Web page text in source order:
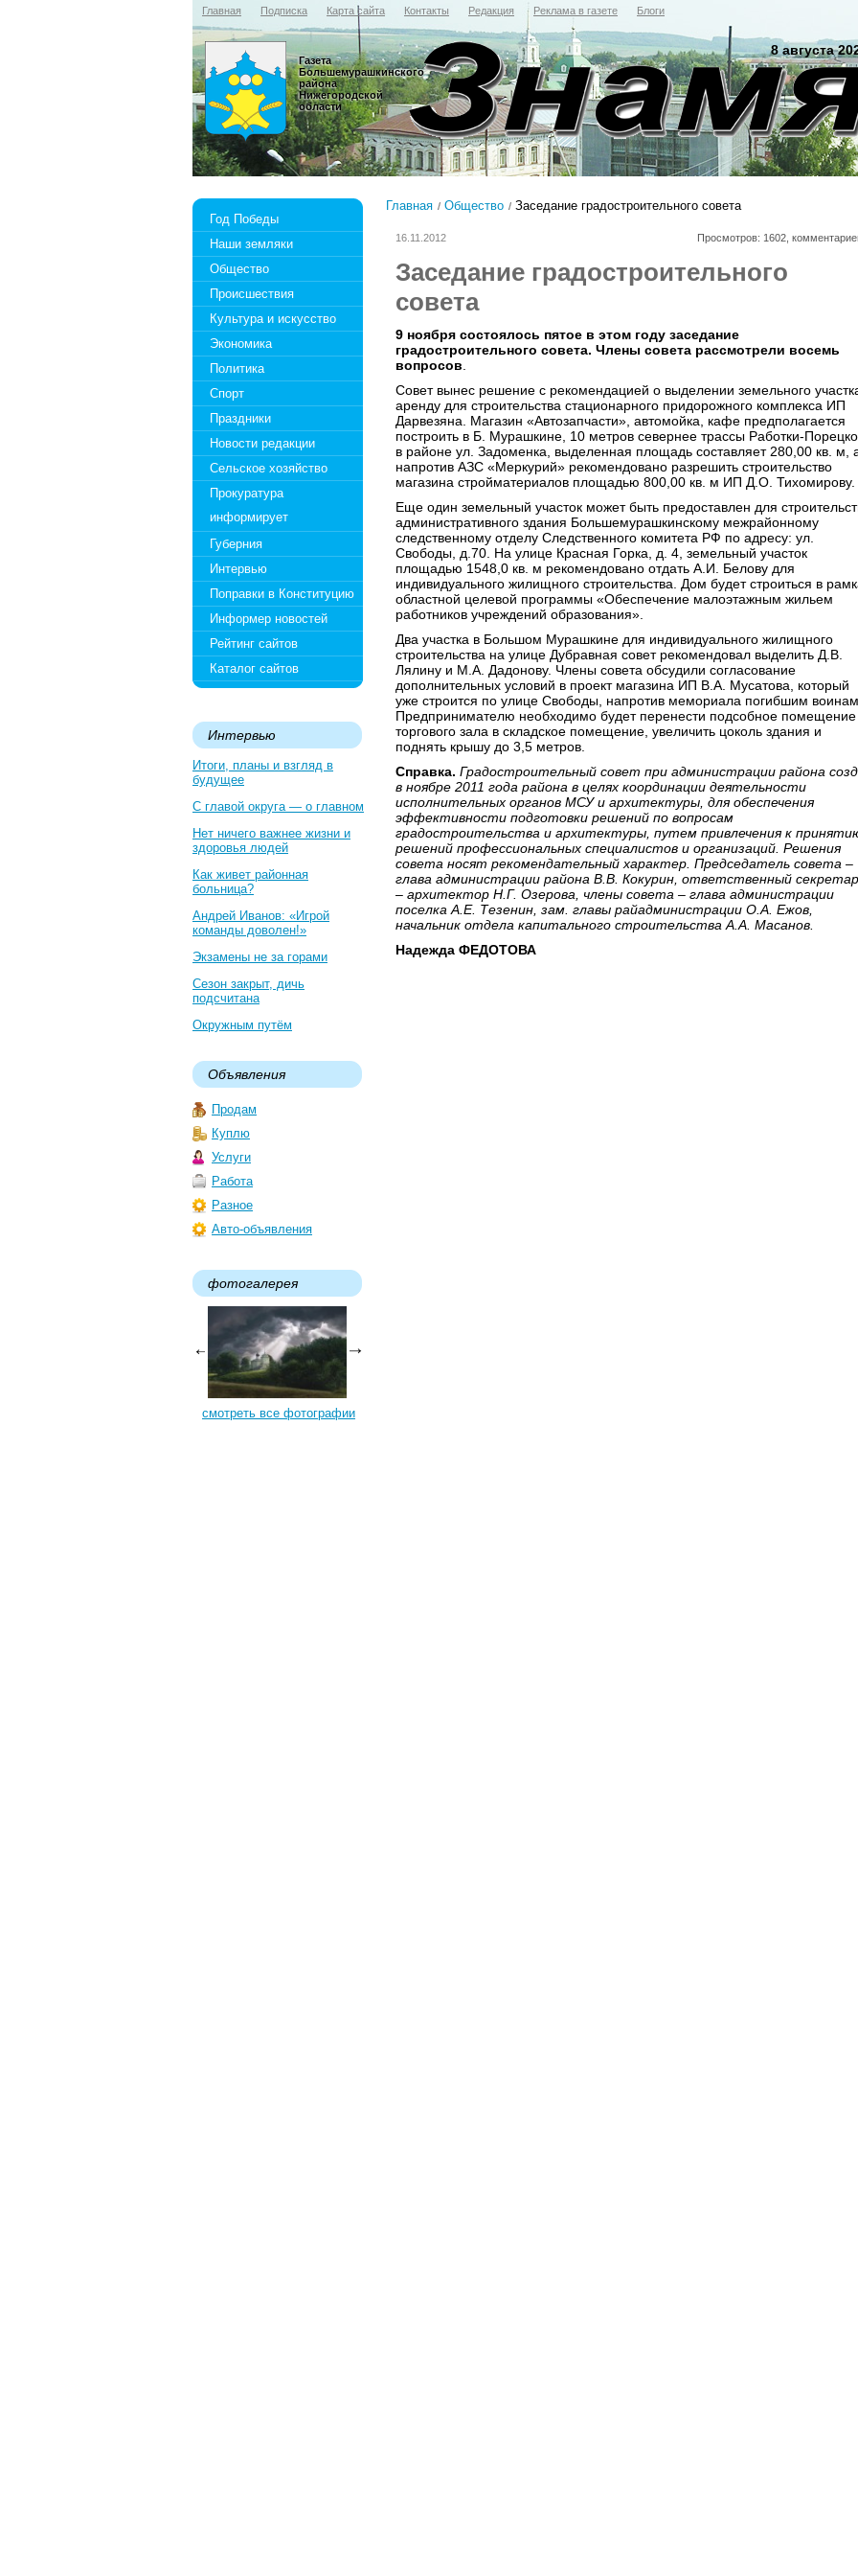
Главная Подписка Карта сайта Контакты Редакция Реклама в газете Блоги
8 августа
Газета
Большемурашкинского
района
Нижегородской
области
Год Победы
Наши земляки
Общество
Происшествия
Культура и искусство
Экономика
Политика
Спорт
Праздники
Новости редакции
Сельское хозяйство
Прокуратура
информирует
Губерния
Интервью
Поправки в Конституцию
Информер новостей
Рейтинг сайтов
Каталог сайтов
Интервью
Итоги, планы и взгляд в
будущее
С главой округа — о главном
Нет ничего важнее жизни и
здоровья людей
Как живет районная
больница?
Андрей Иванов: «Игрой
команды доволен!»
Экзамены не за горами
Сезон закрыт, дичь
подсчитана
Окружным путём
Объявления
Продам
Куплю
Услуги
Работа
Разное
Авто-объявления
фотогалерея
смотреть все фотографии
Главная Общество Заседание градостроительного совета
16.11.2012 Просмотров: 1602,
Заседание градостроительного
совета
9 ноября состоялось пятое в этом году заседание
градостроительного совета. Члены совета рассмотрели восемь
вопросов
Совет вынес решение с рекомендацией о выделении земельного
аренду для строительства стационарного придорожного комплекса ИП
Дарвезяна. Магазин «Автозапчасти», автомойка, кафе предполагается
построить в Б. Мурашкине, 10 метров севернее трассы Работки-
в районе ул. Задоменка, выделенная площадь составляет 280,00 кв. м,
напротив АЗС «Меркурий» рекомендовано разрешить строительство
магазина стройматериалов площадью 800,00 кв. м ИП Д.О. Тихомирову.
Еще один земельный участок может быть предоставлен для
административного здания Большемурашкинскому межрайонному
следственному отделу Следственного комитета РФ по адресу: ул.
Свободы, д.70. На улице Красная Горка, д. 4, земельный участок
площадью 1548,0 кв. м рекомендовано отдать А.И. Белову для
индивидуального жилищного строительства. Дом будет строиться в
областной целевой программы «Обеспечение малоэтажным жильем
работников учреждений образования».
Два участка в Большом Мурашкине для индивидуального жилищного
строительства на улице Дубравная совет рекомендовал выделить Д.В.
Лялину и М.А. Дадонову. Члены совета обсудили согласование
дополнительных условий в проект магазина ИП В.А. Мусатова, который
уже строится по улице Свободы, напротив мемориала погибшим
Предпринимателю необходимо будет перенести подсобное помещение
торгового зала в складское помещение, увеличить цоколь здания и
поднять крышу до 3,5 метров.
Справка. Градостроительный совет при администрации района
в ноябре 2011 года района в целях координации деятельности
исполнительных органов МСУ и архитектуры, для обеспечения
эффективности подготовки решений по вопросам
градостроительства и архитектуры, путем привлечения к
решений профессиональных специалистов и организаций. Решения
совета носят рекомендательный характер. Председатель совета –
глава администрации района В.В. Кокурин, ответственный
– архитектор Н.Г. Озерова, члены совета – глава администрации
поселка А.Е. Тезенин, зам. главы райадминистрации О.А. Ежов,
начальник отдела капитального строительства А.А. Масанов.
Надежда ФЕДОТОВА